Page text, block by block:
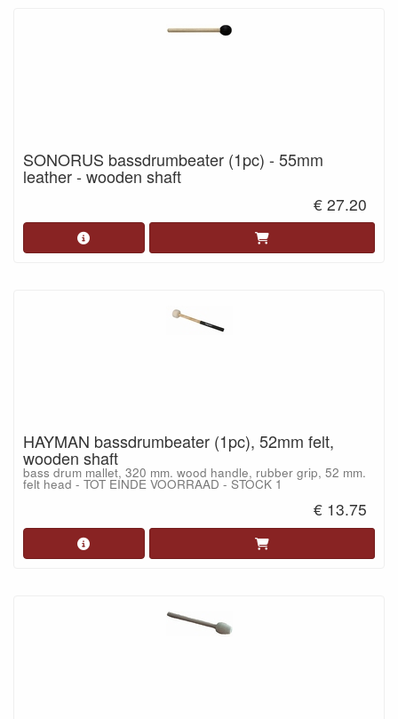
SONORUS bassdrumbeater (1pc) - 55mm
leather - wooden shaft
€ 27.20
HAYMAN bassdrumbeater (1pc), 52mm felt,
wooden shaft
bass drum mallet, 320 mm. wood handle, rubber grip, 52 mm.
felt head - TOT EINDE VOORRAAD - STOCK 1
€ 13.75